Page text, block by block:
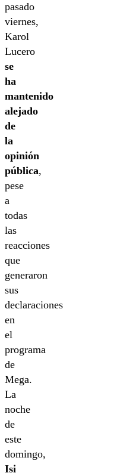
pasado
viernes,
Karol
Lucero
se
ha
mantenido
alejado
de
la
opinión
pública,
pese
a
todas
las
reacciones
que
generaron
sus
declaraciones
en
el
programa
de
Mega.
La
noche
de
este
domingo,
Isi